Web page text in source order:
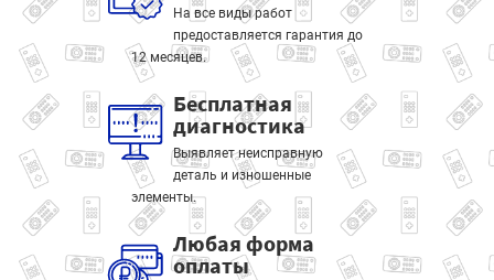
На все виды работ
предоставляется гарантия до
12 месяцев.
Бесплатная
диагностика
Выявляет неисправную
деталь и изношенные
элементы.
Любая форма
оплаты